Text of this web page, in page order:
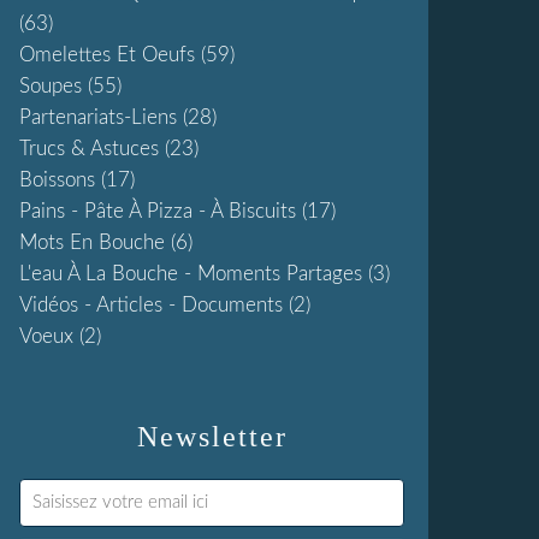
Newsletter
(63)
Omelettes Et Oeufs (59)
Soupes (55)
Partenariats-Liens (28)
Trucs & Astuces (23)
Boissons (17)
Pains - Pâte À Pizza - À Biscuits (17)
Mots En Bouche (6)
L'eau À La Bouche - Moments Partages (3)
Vidéos - Articles - Documents (2)
Voeux (2)